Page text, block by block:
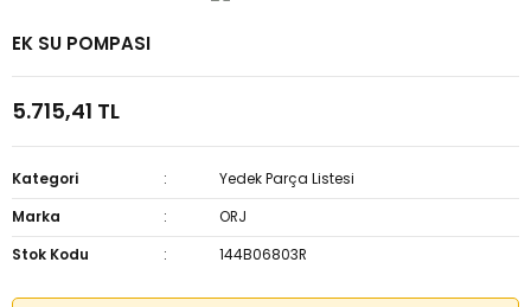
EK SU POMPASI
5.715,41 TL
Kategori
Yedek Parça Listesi
Marka
ORJ
Stok Kodu
144B06803R